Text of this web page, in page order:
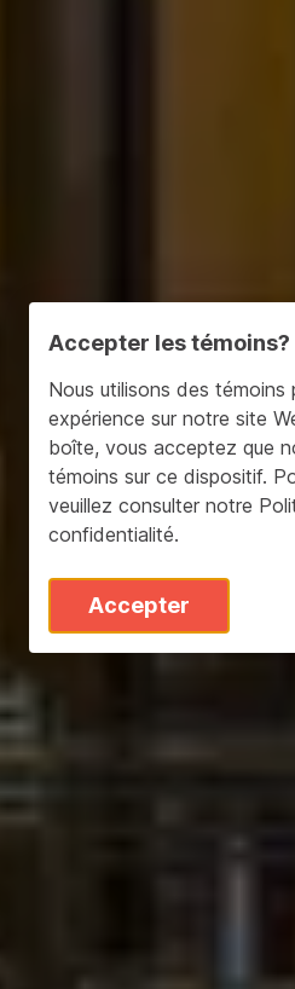
Accepter les témoins?
Nous utilisons des témoins
expérience sur notre site
boîte, vous acceptez que
témoins sur ce dispositif.
veuillez consulter notre
confidentialité.
Accepter